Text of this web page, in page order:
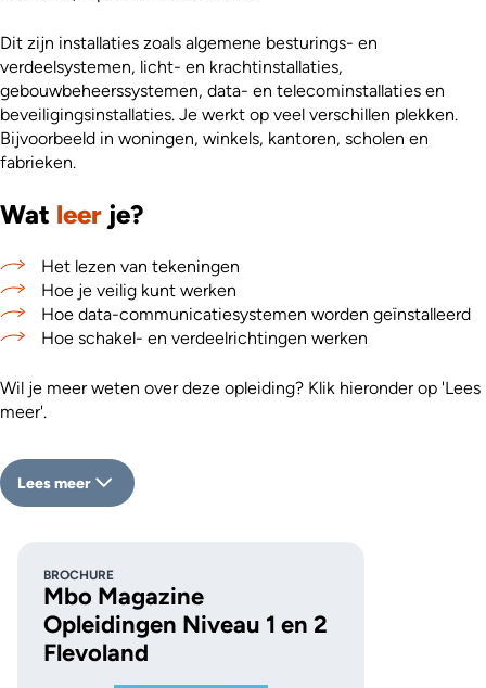
Dit zijn installaties zoals algemene besturings- en
verdeelsystemen, licht- en krachtinstallaties,
gebouwbeheerssystemen, data- en telecominstallaties en
beveiligingsinstallaties. Je werkt op veel verschillen plekken.
Bijvoorbeeld in woningen, winkels, kantoren, scholen en
fabrieken.
Wat leer je?
Het lezen van tekeningen
Hoe je veilig kunt werken
Hoe data-communicatiesystemen worden geïnstalleerd
Hoe schakel- en verdeelrichtingen werken
Wil je meer weten over deze opleiding? Klik hieronder op 'Lees
meer'.
Lees meer
BROCHURE
Mbo Magazine
Opleidingen Niveau 1 en 2
Flevoland